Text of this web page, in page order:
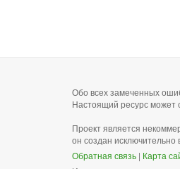
Обо всех замеченных
Настоящий ресурс может
Проект является
он создан
Обратная связь | Карта